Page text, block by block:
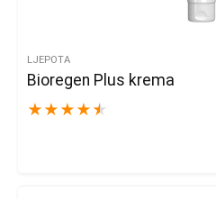
LJEPOTA
Bioregen Plus krema
★ ★ ★ ★ ★